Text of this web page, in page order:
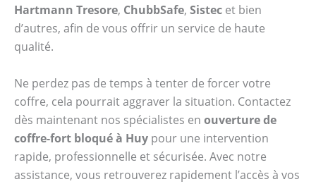
Hartmann Tresore, ChubbSafe, Sistec et bien
d’autres, afin de vous offrir un service de haute
qualité.
Ne perdez pas de temps à tenter de forcer votre
coffre, cela pourrait aggraver la situation. Contactez
dès maintenant nos spécialistes en ouverture de
coffre-fort bloqué à Huy pour une intervention
rapide, professionnelle et sécurisée. Avec notre
assistance, vous retrouverez rapidement l’accès à vos